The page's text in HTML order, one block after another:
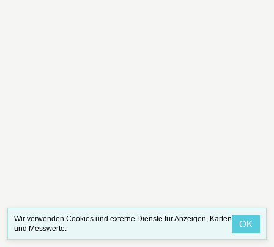
Wir verwenden Cookies und externe Dienste für Anzeigen, Karten
und Messwerte.
OK